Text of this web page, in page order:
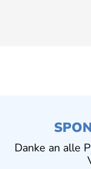
Danke an alle